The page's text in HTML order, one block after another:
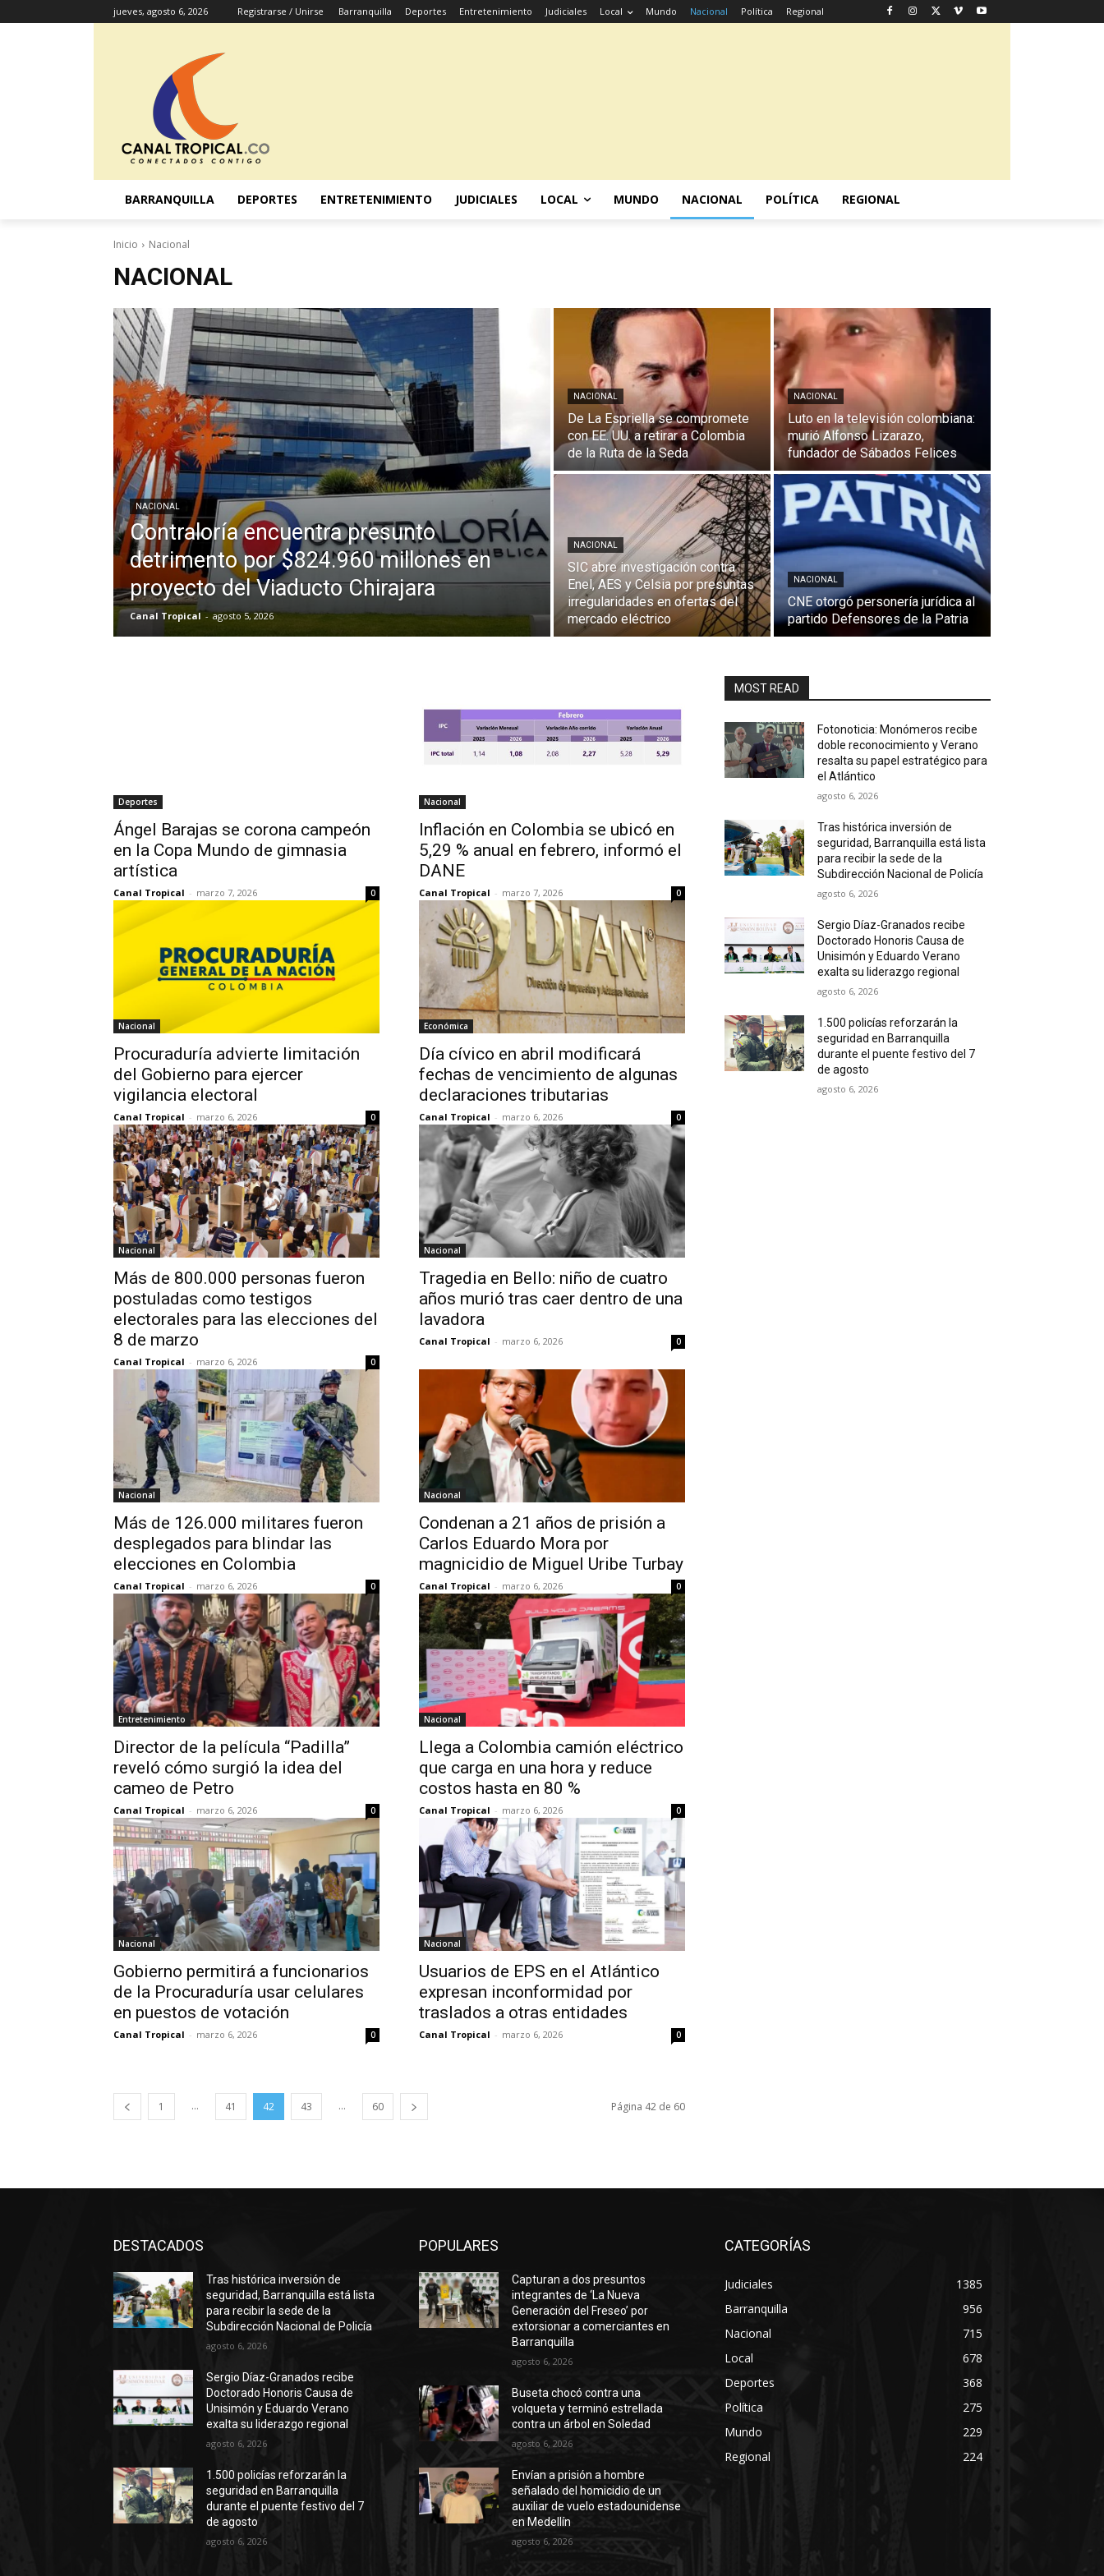
jueves, agosto 6, 2026 Registrarse / Unirse Barranquilla Deportes Entretenimiento Judiciales Local Mundo Nacional Política Regional
BARRANQUILLA DEPORTES ENTRETENIMIENTO JUDICIALES LOCAL MUNDO NACIONAL POLÍTICA REGIONAL
Inicio Nacional
NACIONAL
NACIONAL
Contraloría encuentra presunto
detrimento por $824.960 millones en
proyecto del Viaducto Chirajara
Canal Tropical - agosto 5, 2026
NACIONAL
De La Espriella se compromete
con EE. UU. a retirar a Colombia
de la Ruta de la Seda
NACIONAL
Luto en la televisión colombiana:
murió Alfonso Lizarazo,
fundador de Sábados Felices
NACIONAL
SIC abre investigación contra
Enel, AES y Celsia por presuntas
irregularidades en ofertas del
mercado eléctrico
NACIONAL
CNE otorgó personería jurídica al
partido Defensores de la Patria
Deportes
Ángel Barajas se corona campeón
en la Copa Mundo de gimnasia
artística
Canal Tropical - marzo 7, 2026 0
Nacional
Inflación en Colombia se ubicó en
5,29 % anual en febrero, informó el
DANE
Canal Tropical - marzo 7, 2026 0
Nacional
Procuraduría advierte limitación
del Gobierno para ejercer
vigilancia electoral
Canal Tropical - marzo 6, 2026 0
Económica
Día cívico en abril modificará
fechas de vencimiento de algunas
declaraciones tributarias
Canal Tropical - marzo 6, 2026 0
Nacional
Más de 800.000 personas fueron
postuladas como testigos
electorales para las elecciones del
8 de marzo
Canal Tropical - marzo 6, 2026 0
Nacional
Tragedia en Bello: niño de cuatro
años murió tras caer dentro de una
lavadora
Canal Tropical - marzo 6, 2026 0
Nacional
Más de 126.000 militares fueron
desplegados para blindar las
elecciones en Colombia
Canal Tropical - marzo 6, 2026 0
Nacional
Condenan a 21 años de prisión a
Carlos Eduardo Mora por
magnicidio de Miguel Uribe Turbay
Canal Tropical - marzo 6, 2026 0
Entretenimiento
Director de la película “Padilla”
reveló cómo surgió la idea del
cameo de Petro
Canal Tropical - marzo 6, 2026 0
Nacional
Llega a Colombia camión eléctrico
que carga en una hora y reduce
costos hasta en 80 %
Canal Tropical - marzo 6, 2026 0
Nacional
Gobierno permitirá a funcionarios
de la Procuraduría usar celulares
en puestos de votación
Canal Tropical - marzo 6, 2026 0
Nacional
Usuarios de EPS en el Atlántico
expresan inconformidad por
traslados a otras entidades
Canal Tropical - marzo 6, 2026 0
1 ... 41 42 43 ... 60 Página 42 de 60
MOST READ
Fotonoticia: Monómeros recibe
doble reconocimiento y Verano
resalta su papel estratégico para
el Atlántico
agosto 6, 2026
Tras histórica inversión de
seguridad, Barranquilla está lista
para recibir la sede de la
Subdirección Nacional de Policía
agosto 6, 2026
Sergio Díaz-Granados recibe
Doctorado Honoris Causa de
Unisimón y Eduardo Verano
exalta su liderazgo regional
agosto 6, 2026
1.500 policías reforzarán la
seguridad en Barranquilla
durante el puente festivo del 7
de agosto
agosto 6, 2026
DESTACADOS
Tras histórica inversión de
seguridad, Barranquilla está lista
para recibir la sede de la
Subdirección Nacional de Policía
agosto 6, 2026
Sergio Díaz-Granados recibe
Doctorado Honoris Causa de
Unisimón y Eduardo Verano
exalta su liderazgo regional
agosto 6, 2026
1.500 policías reforzarán la
seguridad en Barranquilla
durante el puente festivo del 7
de agosto
agosto 6, 2026
POPULARES
Capturan a dos presuntos
integrantes de ‘La Nueva
Generación del Freseo’ por
extorsionar a comerciantes en
Barranquilla
agosto 6, 2026
Buseta chocó contra una
volqueta y terminó estrellada
contra un árbol en Soledad
agosto 6, 2026
Envían a prisión a hombre
señalado del homicidio de un
auxiliar de vuelo estadounidense
en Medellín
agosto 6, 2026
CATEGORÍAS
Judiciales
1385
Barranquilla
956
Nacional
715
Local
678
Deportes
368
Política
275
Mundo
229
Regional
224